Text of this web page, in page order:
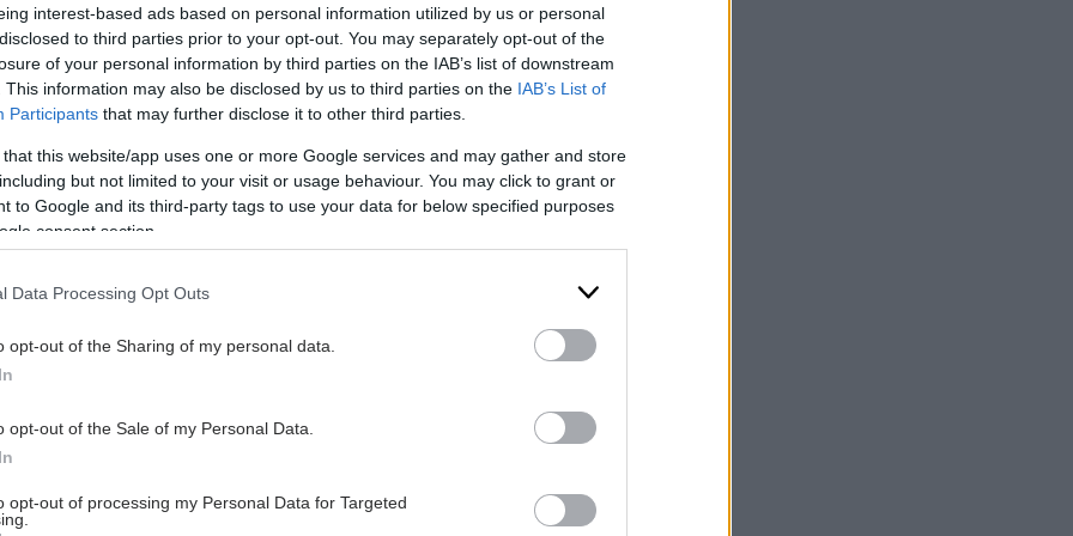
interest-based ads based on personal information utilized by us or personal
to third parties prior to your opt-out. You may separately opt-out of the
of your personal information by third parties on the IAB’s list of downstream
This information may also be disclosed by us to third parties on the IAB’s List of
Participants that may further disclose it to other third parties.
that this website/app uses one or more Google services and may gather and store
but not limited to your visit or usage behaviour. You may click to grant or
to Google and its third-party tags to use your data for below specified purposes
consent section.
Data Processing Opt Outs
opt-out of the Sharing of my personal data.
opt-out of the Sale of my Personal Data.
opt-out of processing my Personal Data for Targeted
σας, εάν το πρόβλημα σας είναι μόνο αυτό θα
να πάρετε κάποιο υπναγωγό το οποίο όμως θα πρέπει
ψυχίατρος ή νευρολόγος.